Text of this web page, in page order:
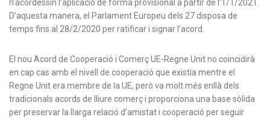
n’acordessin l’aplicació de forma provisional a partir de l’1/1/2021.
D’aquesta manera, el Parlament Europeu dels 27 disposa de
temps fins al 28/2/2020 per ratificar i signar l’acord.
El nou Acord de Cooperació i Comerç UE-Regne Unit no coincidirà
en cap cas amb el nivell de cooperació que existia mentre el
Regne Unit era membre de la UE, però va molt més enllà dels
tradicionals acords de lliure comerç i proporciona una base sòlida
per preservar la llarga relació d’amistat i cooperació per seguir